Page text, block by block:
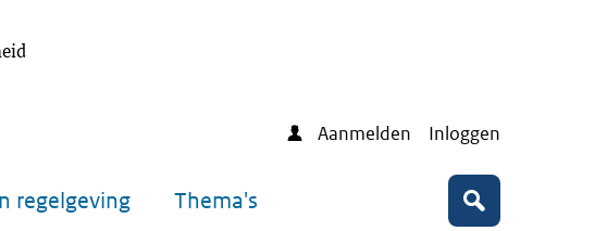
Aanmelden Inloggen
regelgeving Thema's Zoeken